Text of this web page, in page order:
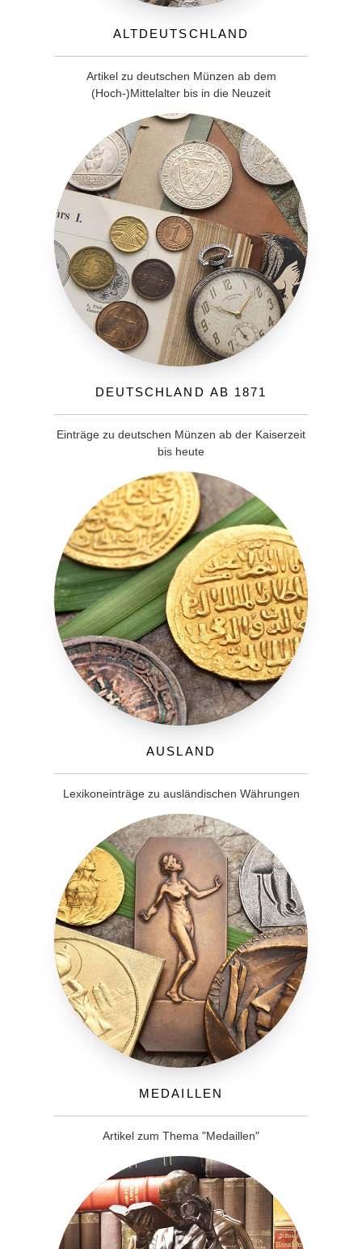
Altdeutschland
Artikel zu deutschen Münzen ab dem
(Hoch-)Mittelalter bis in die Neuzeit
Deutschland ab 1871
Einträge zu deutschen Münzen ab der Kaiserzeit
bis heute
Ausland
Lexikoneinträge zu ausländischen Währungen
Medaillen
Artikel zum Thema "Medaillen"